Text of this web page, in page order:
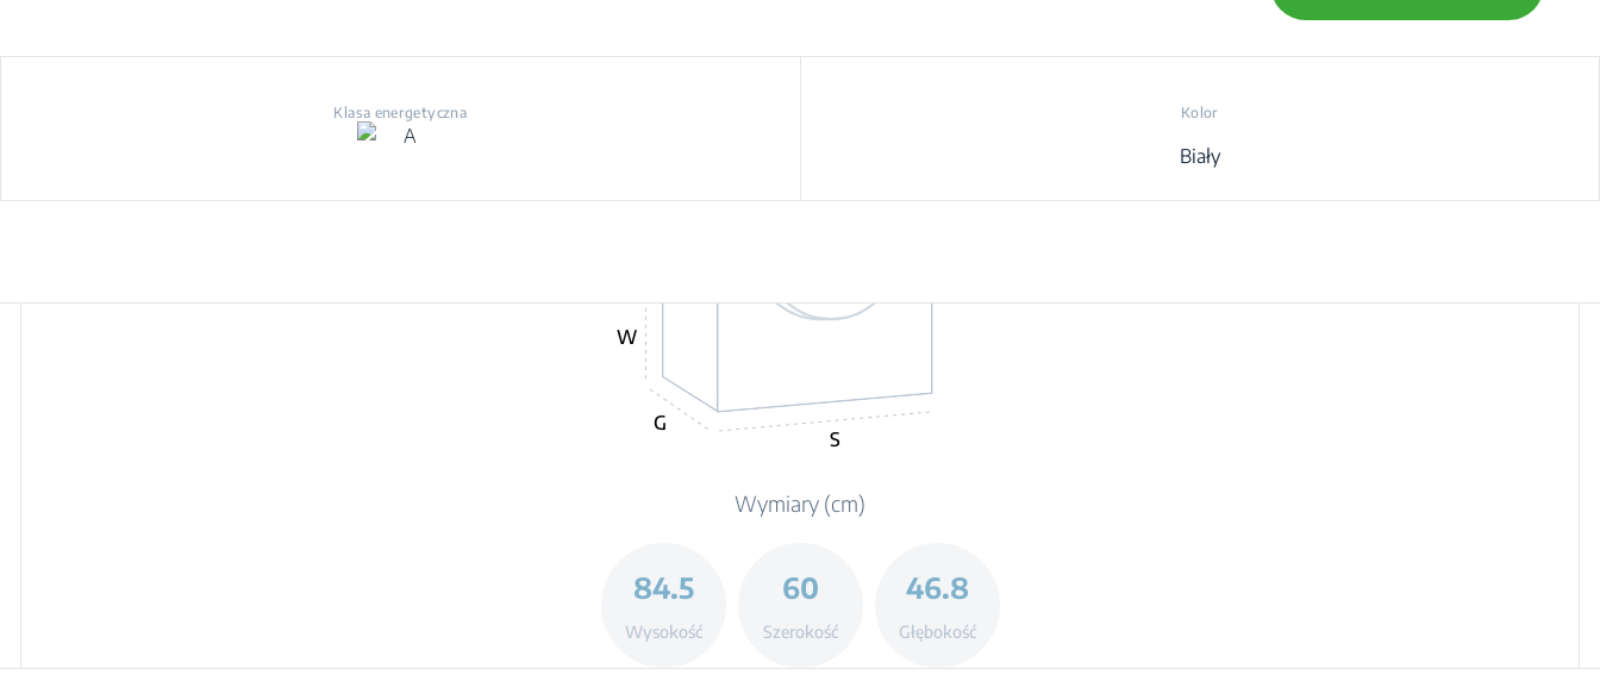
Klasa energetyczna Kolor
Biały
W
G
S
Wymiary (cm)
84.5
Wysokość
60
Szerokość
46.8
Głębokość